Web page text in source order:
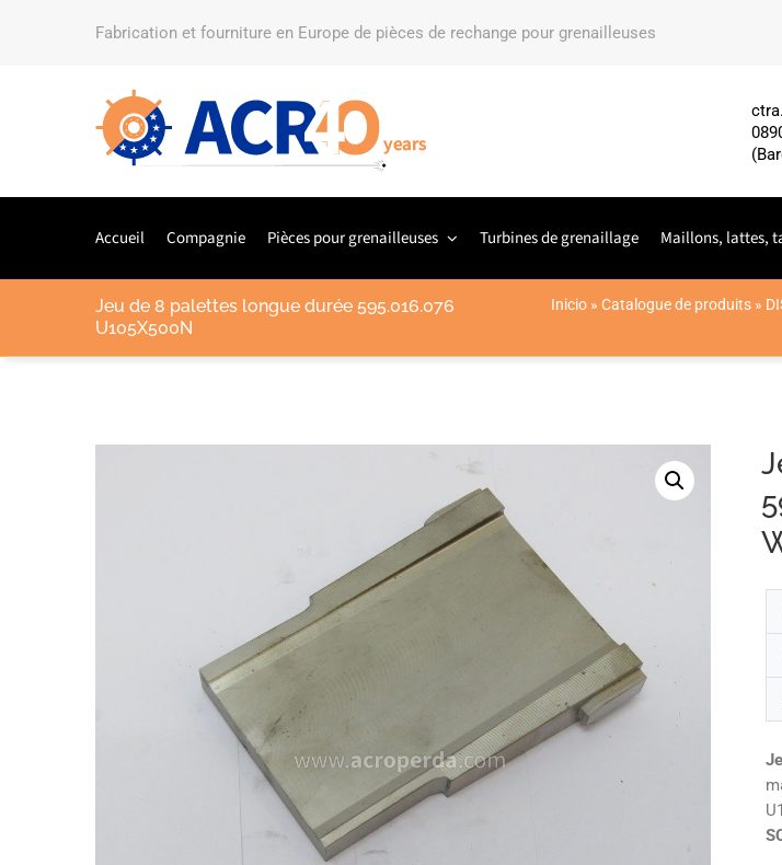
Fabrication et fourniture en Europe de pièces de rechange pour grenailleuses
Accueil Compagnie Pièces pour grenailleuses Turbines de grenaillage Maillons, lattes,
Jeu de 8 palettes longue durée 595.016.076
U105X500N
Inicio » Catalogue de produits »